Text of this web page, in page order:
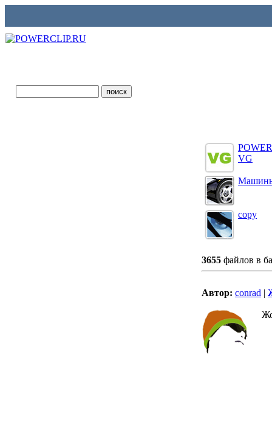
VG
copy
3655 файлов в
Автор: conrad |